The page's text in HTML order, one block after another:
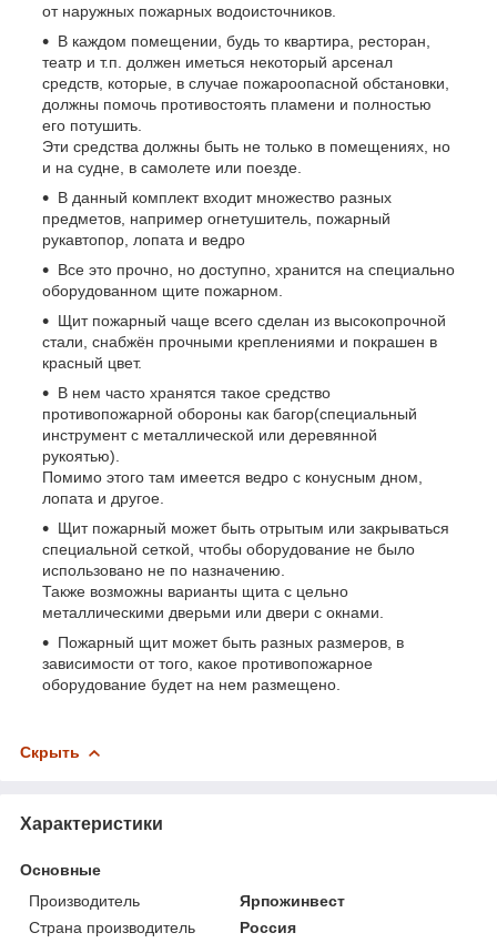
от наружных пожарных водоисточников.
В каждом помещении, будь то квартира, ресторан,
театр и т.п. должен иметься некоторый арсенал
средств, которые, в случае пожароопасной обстановки,
должны помочь противостоять пламени и полностью
его потушить.
Эти средства должны быть не только в помещениях, но
и на судне, в самолете или поезде.
В данный комплект входит множество разных
предметов, например огнетушитель, пожарный
рукавтопор, лопата и ведро
Все это прочно, но доступно, хранится на специально
оборудованном щите пожарном.
Щит пожарный чаще всего сделан из высокопрочной
стали, снабжён прочными креплениями и покрашен в
красный цвет.
В нем часто хранятся такое средство
противопожарной обороны как багор(специальный
инструмент с металлической или деревянной
рукоятью).
Помимо этого там имеется ведро с конусным дном,
лопата и другое.
Щит пожарный может быть отрытым или закрываться
специальной сеткой, чтобы оборудование не было
использовано не по назначению.
Также возможны варианты щита с цельно
металлическими дверьми или двери с окнами.
Пожарный щит может быть разных размеров, в
зависимости от того, какое противопожарное
оборудование будет на нем размещено.
Скрыть
Характеристики
Основные
Производитель
Ярпожинвест
Страна производитель
Россия